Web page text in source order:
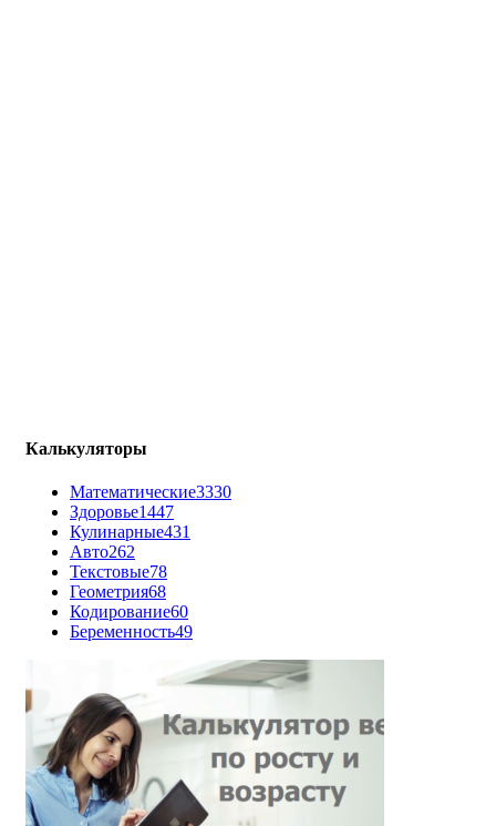
Калькуляторы
Математические3330
Здоровье1447
Кулинарные431
Авто262
Текстовые78
Геометрия68
Кодирование60
Беременность49